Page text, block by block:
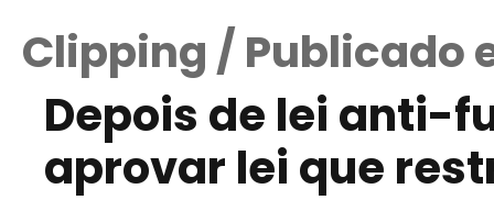
Clipping / Publicado
Depois de lei anti-
aprovar lei que